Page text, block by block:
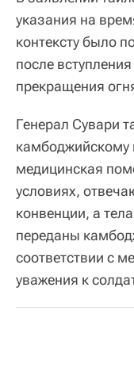
указания на
контексту было
после
прекращения
Генерал Сувари
камбоджийскому
медицинская
условиях,
конвенции, а
переданы
соответствии с
уважения к